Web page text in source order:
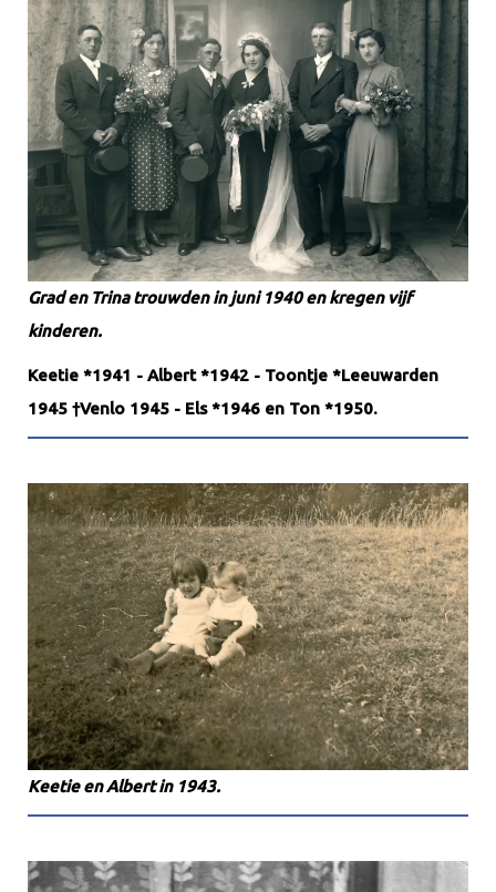
Grad en Trina trouwden in juni 1940 en kregen vijf
kinderen.
Keetie *1941 - Albert *1942 - Toontje *Leeuwarden
1945 †Venlo 1945 - Els *1946 en Ton *1950.
Keetie en Albert in 1943.